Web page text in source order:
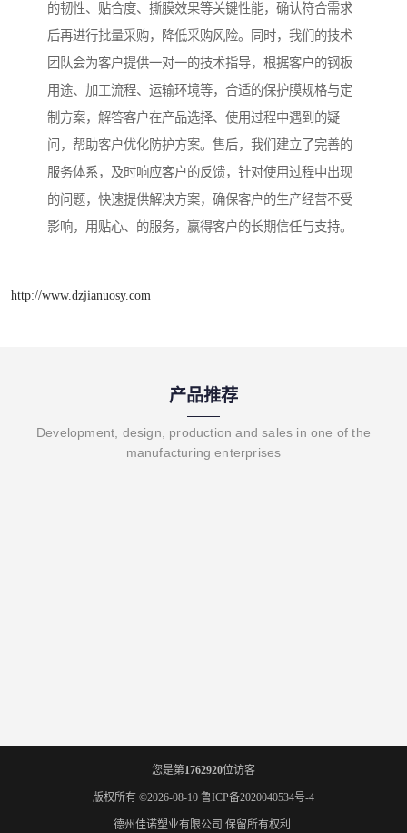
的韧性、贴合度、撕膜效果等关键性能，确认符合需求
后再进行批量采购，降低采购风险。同时，我们的技术
团队会为客户提供一对一的技术指导，根据客户的钢板
用途、加工流程、运输环境等，合适的保护膜规格与定
制方案，解答客户在产品选择、使用过程中遇到的疑
问，帮助客户优化防护方案。售后，我们建立了完善的
服务体系，及时响应客户的反馈，针对使用过程中出现
的问题，快速提供解决方案，确保客户的生产经营不受
影响，用贴心、的服务，赢得客户的长期信任与支持。
http://www.dzjianuosy.com
产品推荐
Development, design, production and sales in one of the
manufacturing enterprises
您是第1762920位访客
版权所有 ©2026-08-10 鲁ICP备2020040534号-4
德州佳诺塑业有限公司 保留所有权利.